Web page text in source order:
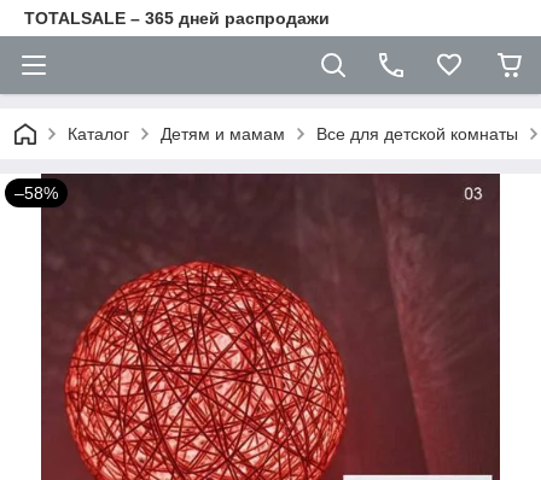
TOTALSALE – 365 дней распродажи
Каталог Детям и мамам Все для детской комнаты
–58%